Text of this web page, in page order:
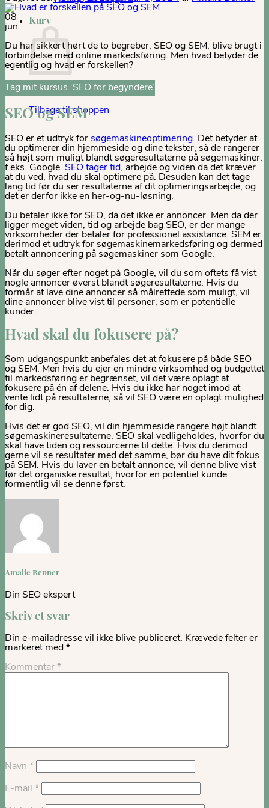
Kurv
Ingen varer i kurven.
Tilbage til shoppen
08
jun
Du har sikkert hørt de to begreber, SEO og SEM, blive brugt i
forbindelse med online markedsføring. Men hvad betyder de
egentlig og hvad er forskellen?
Tag mit kursus ‘SEO for begyndere’
SEO og SEM
SEO er et udtryk for søgemaskineoptimering. Det betyder at
du optimerer din hjemmeside og dine tekster, så de rangerer
så højt som muligt blandt søgeresultaterne på søgemaskiner,
f.eks. Google. SEO tager tid, arbejde og viden da det kræver
at du ved, hvad du skal optimere på. Desuden kan det tage
lang tid før du ser resultaterne af dit optimeringsarbejde, og
det er derfor ikke en her-og-nu-løsning.
Du betaler ikke for SEO, da det ikke er annoncer. Men da der
ligger meget viden, tid og arbejde bag SEO, er der mange
virksomheder der betaler for professionel assistance. SEM er
derimod et udtryk for søgemaskinemarkedsføring og dermed
betalt annoncering på søgemaskiner som Google.
Når du søger efter noget på Google, vil du som oftets få vist
nogle annoncer øverst blandt søgeresultaterne. Hvis du
formår at lave dine annoncer så målrettede som muligt, vil
dine annoncer blive vist til personer, som er potentielle
kunder.
Hvad skal du fokusere på?
Som udgangspunkt anbefales det at fokusere på både SEO
og SEM. Men hvis du ejer en mindre virksomhed og budgettet
til markedsføring er begrænset, vil det være oplagt at
fokusere på én af delene. Hvis du ikke har noget imod at
vente lidt på resultaterne, så vil SEO være en oplagt mulighed
for dig.
Hvis det er god SEO, vil din hjemmeside rangere højt blandt
søgemaskineresultaterne. SEO skal vedligeholdes, hvorfor du
skal have tiden og ressourcerne til dette. Hvis du derimod
gerne vil se resultater med det samme, bør du have dit fokus
på SEM. Hvis du laver en betalt annonce, vil denne blive vist
før det organiske resultat, hvorfor en potentiel kunde
formentlig vil se denne først.
Amalie Benner
Din SEO ekspert
Skriv et svar
Din e-mailadresse vil ikke blive publiceret. Krævede felter er
markeret med *
Kommentar *
Navn *
E-mail *